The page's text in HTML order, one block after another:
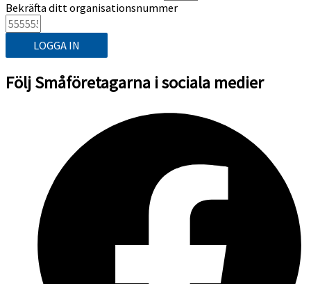
Bekräfta ditt organisationsnummer
LOGGA IN
Följ Småföretagarna i sociala medier